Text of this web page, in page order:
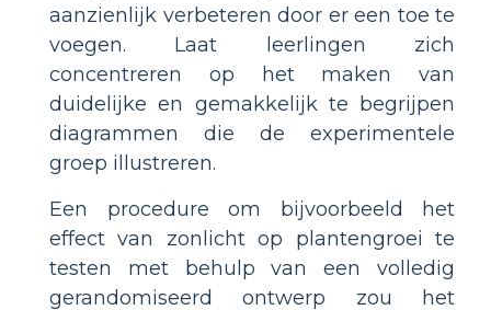
aanzienlijk verbeteren door er een toe te
voegen. Laat leerlingen zich
concentreren op het maken van
duidelijke en gemakkelijk te begrijpen
diagrammen die de experimentele
groep illustreren.
Een procedure om bijvoorbeeld het
effect van zonlicht op plantengroei te
testen met behulp van een volledig
gerandomiseerd ontwerp zou het